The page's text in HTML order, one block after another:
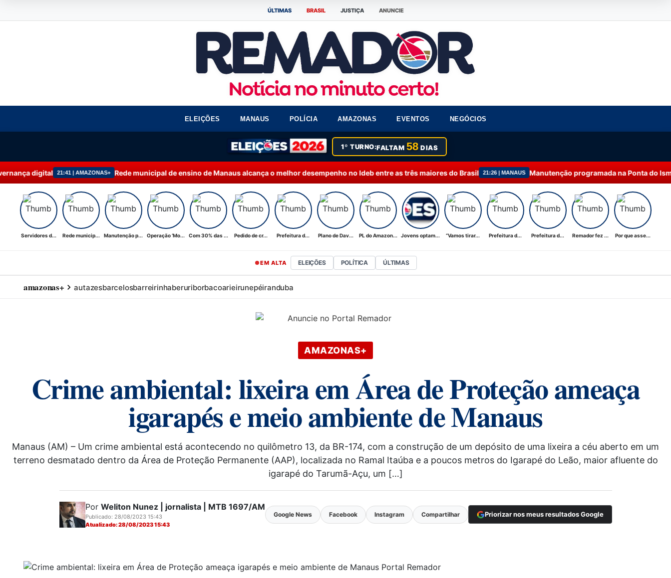
ÚLTIMAS BRASIL JUSTIÇA ANUNCIE
ELEIÇÕES MANAUS POLÍCIA AMAZONAS EVENTOS NEGÓCIOS
1º TURNO:FALTAM 58 DIAS
21:41 | AMAZONAS+ Rede municipal de ensino de Manaus alcança o melhor desempenho no Ideb entre as três maiores do Brasil 21:26 | MANAUS Manutenção programada na Ponta do Ismael é
Servidores d... Rede municip... Manutenção p... Operação ‘Mo... Com 30% das ... Pedido de cr... Prefeitura d... Plano de Dav... PL do Amazon... Jovens optam... “Vamos tirar... Prefeitura d... Prefeitura d... Remador fez ... Por que asse...
EM ALTA ELEIÇÕES POLÍTICA ÚLTIMAS
amazonas+ autazesbarcelosbarreirinhaberuriborbacoarieirunepéiranduba
AMAZONAS+
Crime ambiental: lixeira em Área de Proteção ameaça
igarapés e meio ambiente de Manaus
Manaus (AM) – Um crime ambiental está acontecendo no quilômetro 13, da BR-174, com a construção de um depósito de uma lixeira a céu aberto em um
terreno desmatado dentro da Área de Proteção Permanente (AAP), localizada no Ramal Itaúba e a poucos metros do Igarapé do Leão, maior afluente do
igarapé do Tarumã-Açu, um […]
Por Weliton Nunez | jornalista | MTB 1697/AM
Publicado: 28/08/2023 15:43
Atualizado: 28/08/2023 15:43
Google News Facebook Instagram Compartilhar Priorizar nos meus resultados Google